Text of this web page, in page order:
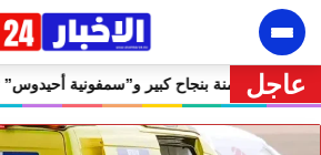
عاجلإفران الدولي يختتم دورته الثامنة